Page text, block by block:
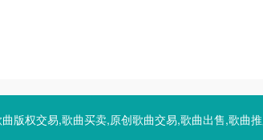
版权交易,歌曲买卖,原创歌曲交易,歌曲出售,歌曲